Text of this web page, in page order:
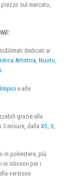
sul mercato,
dedicati ai
Artistica, Nuoto,
.
e alle
grazie alla
5 misure, dalla XS S
in poliestere, più
in silicone per i
versione